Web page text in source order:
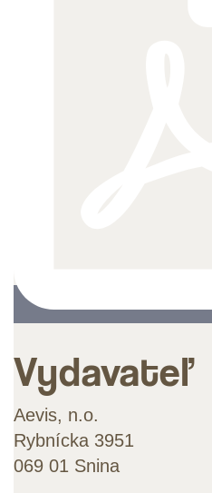
Vydavateľ
Aevis, n.o.
Rybnícka 3951
069 01 Snina